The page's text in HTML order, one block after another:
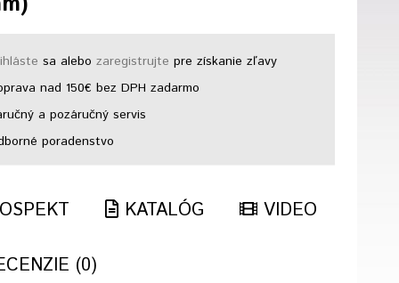
sa alebo zaregistrujte pre získanie zľavy
nad 150€ bez DPH zadarmo
a pozáručný servis
poradenstvo
KATALÓG VIDEO
(0)